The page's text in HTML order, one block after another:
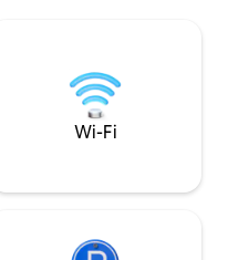
v
postieľka a 1
dispozícii pre
Wi-Fi